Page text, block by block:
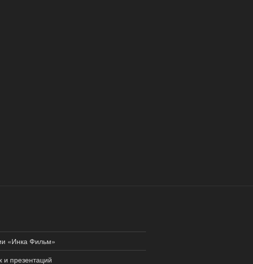
«Инка Фильм»
презентаций